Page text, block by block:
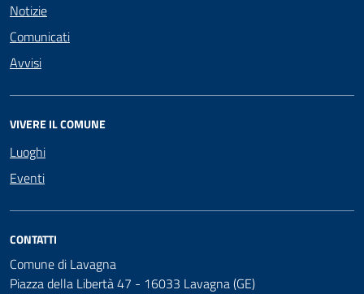
Notizie
Comunicati
Avvisi
VIVERE IL COMUNE
Luoghi
Eventi
CONTATTI
Comune di Lavagna
Piazza della Libertà 47 - 16033 Lavagna (GE)